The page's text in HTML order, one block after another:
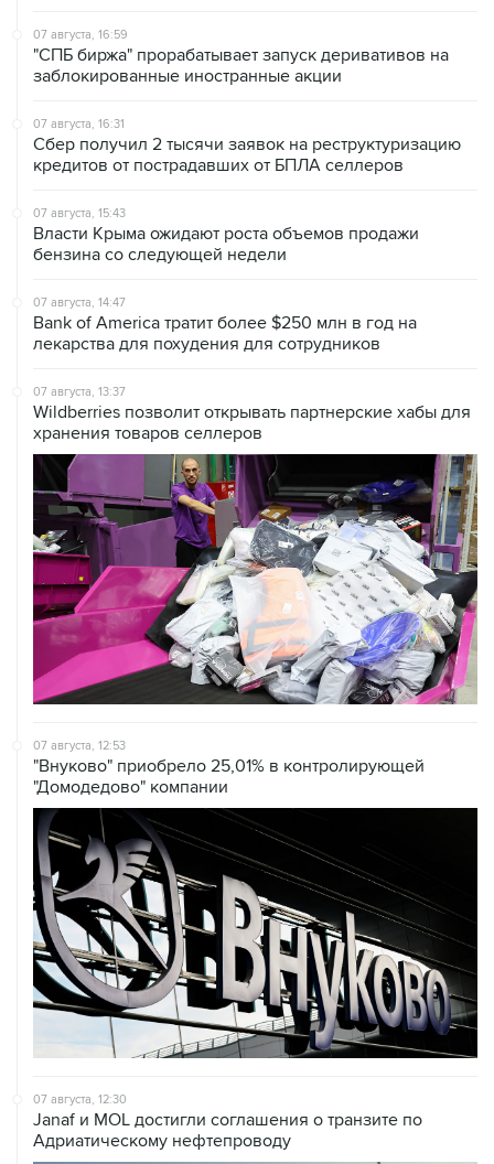
07 августа, 16:59
"СПБ биржа" прорабатывает запуск деривативов на
заблокированные иностранные акции
07 августа, 16:31
Сбер получил 2 тысячи заявок на реструктуризацию
кредитов от пострадавших от БПЛА селлеров
07 августа, 15:43
Власти Крыма ожидают роста объемов продажи
бензина со следующей недели
07 августа, 14:47
Bank of America тратит более $250 млн в год на
лекарства для похудения для сотрудников
07 августа, 13:37
Wildberries позволит открывать партнерские хабы для
хранения товаров селлеров
07 августа, 12:53
"Внуково" приобрело 25,01% в контролирующей
"Домодедово" компании
07 августа, 12:30
Janaf и MOL достигли соглашения о транзите по
Адриатическому нефтепроводу